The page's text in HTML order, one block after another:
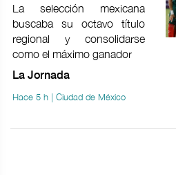
La selección mexicana
buscaba su octavo título
regional y consolidarse
como el máximo ganador
La Jornada
Hace 5 h | Ciudad de México